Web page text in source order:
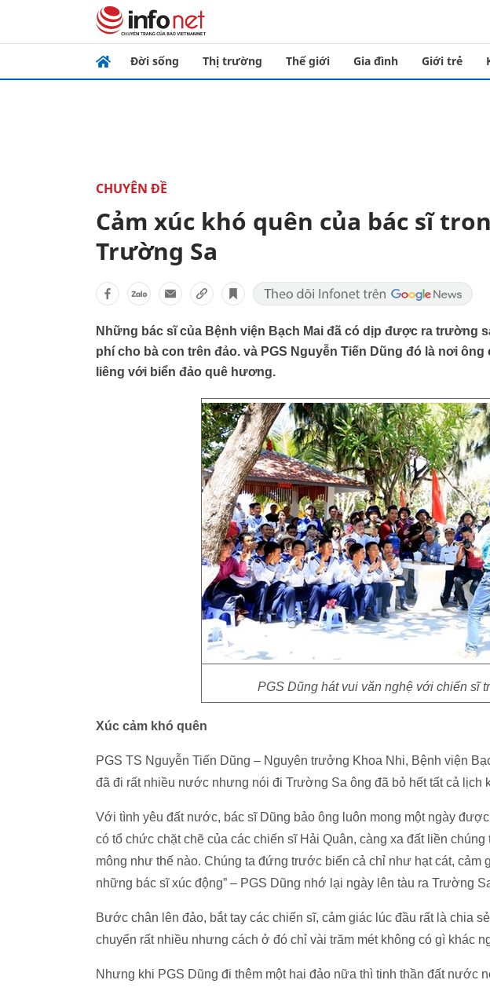
Đời sống Thị trường Thế giới Gia đình Giới trẻ
CHUYÊN ĐỀ
Cảm xúc khó quên của bác sĩ
Trường Sa
Những bác sĩ của Bệnh viện Bạch Mai đã có dịp được ra trường
phí cho bà con trên đảo. và PGS Nguyễn Tiến Dũng đó là nơi
liêng với biển đảo quê hương.
PGS Dũng hát vui văn nghệ với chiến sĩ
Xúc cảm khó quên
PGS TS Nguyễn Tiến Dũng – Nguyên trưởng Khoa Nhi, Bệnh viện
đã đi rất nhiều nước nhưng nói đi Trường Sa ông đã bỏ hết tất cả lịch
Với tình yêu đất nước, bác sĩ Dũng bảo ông luôn mong một ngày
có tổ chức chặt chẽ của các chiến sĩ Hải Quân, càng xa đất liền
mông như thế nào. Chúng ta đứng trước biển cả chỉ như hạt cát,
những bác sĩ xúc động” – PGS Dũng nhớ lại ngày lên tàu ra Trường
Bước chân lên đảo, bắt tay các chiến sĩ, cảm giác lúc đầu rất là chia
chuyển rất nhiều nhưng cách ở đó chỉ vài trăm mét không có gì khác
Nhưng khi PGS Dũng đi thêm một hai đảo nữa thì tinh thần đất nước